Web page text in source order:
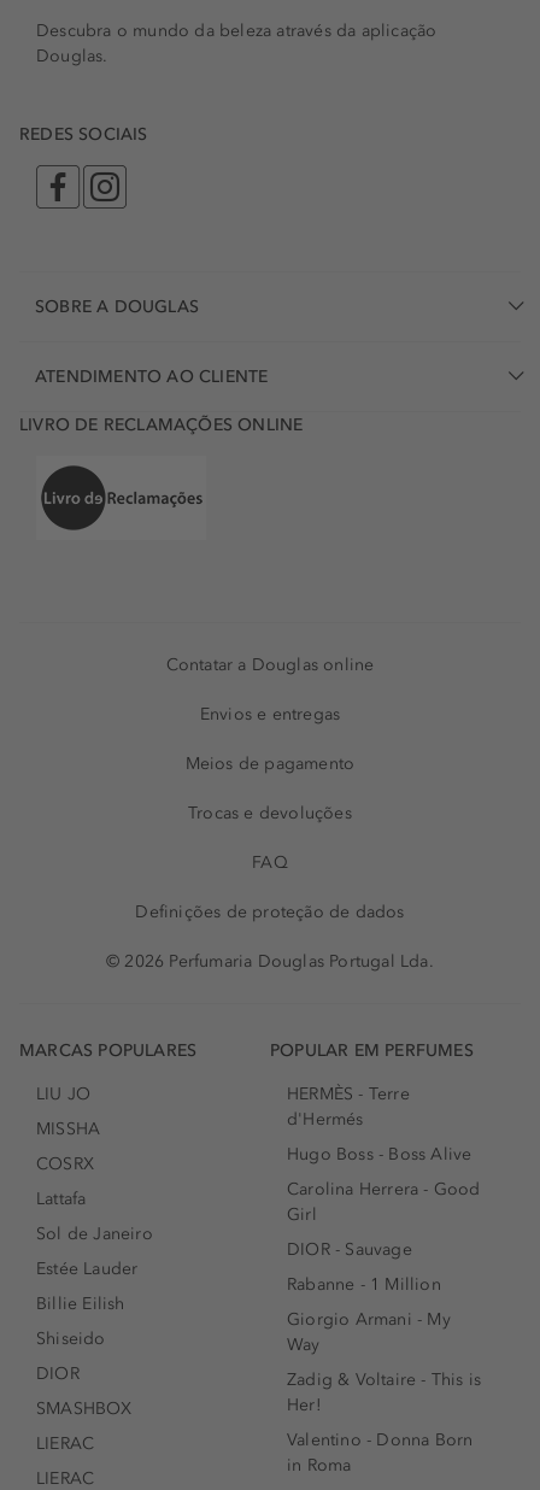
Descubra o mundo da beleza através da aplicação
Douglas.
REDES SOCIAIS
SOBRE A DOUGLAS
ATENDIMENTO AO CLIENTE
LIVRO DE RECLAMAÇÕES ONLINE
Contatar a Douglas online
Envios e entregas
Meios de pagamento
Trocas e devoluções
FAQ
Definições de proteção de dados
© 2026 Perfumaria Douglas Portugal Lda.
MARCAS POPULARES
LIU JO
MISSHA
COSRX
Lattafa
Sol de Janeiro
Estée Lauder
Billie Eilish
Shiseido
DIOR
SMASHBOX
LIERAC
LIERAC
POPULAR EM PERFUMES
HERMÈS - Terre
d'Hermés
Hugo Boss - Boss Alive
Carolina Herrera - Good
Girl
DIOR - Sauvage
Rabanne - 1 Million
Giorgio Armani - My
Way
Zadig & Voltaire - This is
Her!
Valentino - Donna Born
in Roma